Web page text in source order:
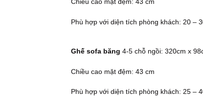
Phù hợp với diện tích phòng khách: 20 –
Ghế sofa băng 4-5 chỗ ngồi: 320cm x
Chiều cao mặt đệm: 43 cm
Phù hợp với diện tích phòng khách: 25 –